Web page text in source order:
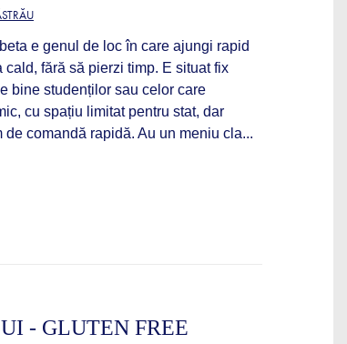
e genul de loc în care ajungi rapid
fără să pierzi timp. E situat fix
bine studenților sau celor care
cu spațiu limitat pentru stat, dar
comandă rapidă. Au un meniu cla...
- GLUTEN FREE